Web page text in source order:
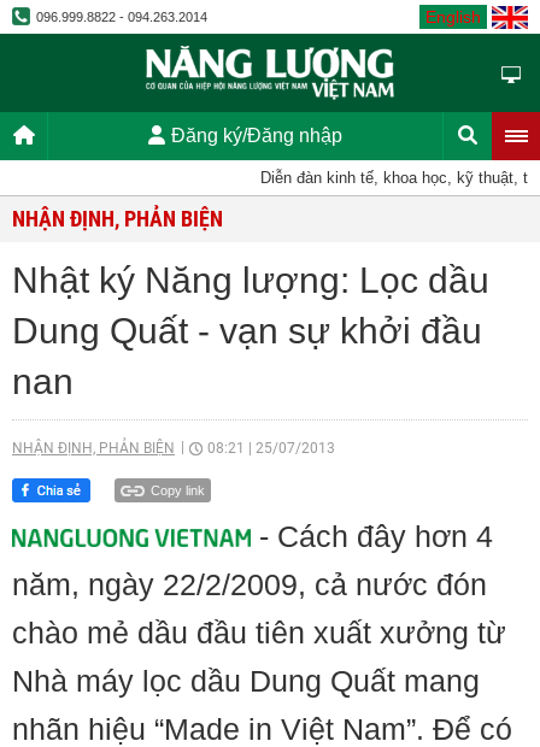
096.999.8822 - 094.263.2014 English
Đăng ký/Đăng nhập
Diễn đàn kinh tế, khoa học, kỹ thuật, tiếng
NHẬN ĐỊNH, PHẢN BIỆN
Nhật ký Năng lượng: Lọc dầu
Dung Quất - vạn sự khởi đầu
nan
NHẬN ĐỊNH, PHẢN BIỆN 08:21 25/07/2013
Copy link
- Cách đây hơn 4
năm, ngày 22/2/2009, cả nước đón
chào mẻ dầu đầu tiên xuất xưởng từ
Nhà máy lọc dầu Dung Quất mang
nhãn hiệu “Made in Việt Nam”. Để có